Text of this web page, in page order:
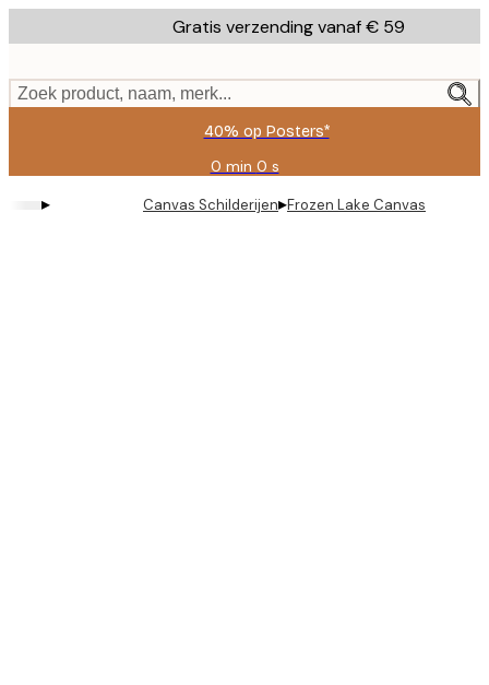
to
content.
Gratis verzending vanaf € 59
Zoek product, naam, merk...
40% op Posters*
0 min 0 s
Geldig
tot:
2026-
▸ Canvas Schilderijen▸Frozen Lake Canvas